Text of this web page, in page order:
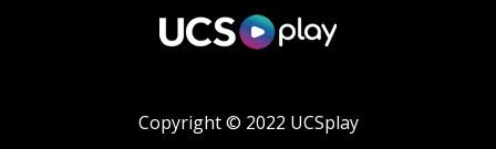
Copyright © 2022 UCSplay